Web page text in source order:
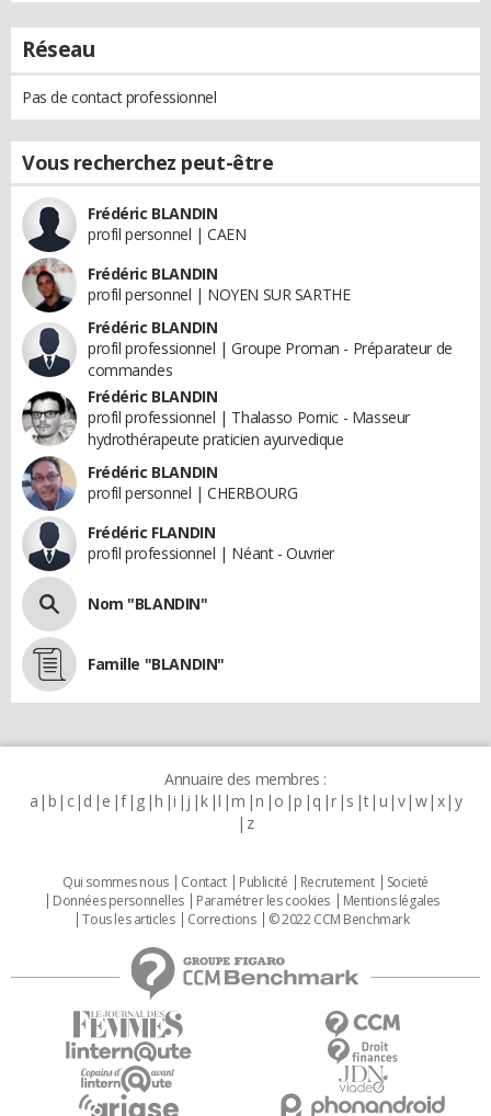
Réseau
Pas de contact professionnel
Vous recherchez peut-être
Frédéric BLANDIN
profil personnel | CAEN
Frédéric BLANDIN
profil personnel | NOYEN SUR SARTHE
Frédéric BLANDIN
profil professionnel | Groupe Proman - Préparateur de
commandes
Frédéric BLANDIN
profil professionnel | Thalasso Pornic - Masseur
hydrothérapeute praticien ayurvedique
Frédéric BLANDIN
profil personnel | CHERBOURG
Frédéric FLANDIN
profil professionnel | Néant - Ouvrier
Nom "BLANDIN"
Famille "BLANDIN"
Annuaire des membres :
a b c d e f g h i j k l m n o p q r s t u v w x y
z
Qui sommes nous Contact Publicité Recrutement
Societé
Données personnelles
Paramétrer les cookies
Mentions légales
Tous les articles
Corrections © 2022 CCM Benchmark